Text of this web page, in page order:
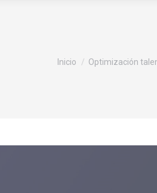
Estás aquí:
Inicio Optimización